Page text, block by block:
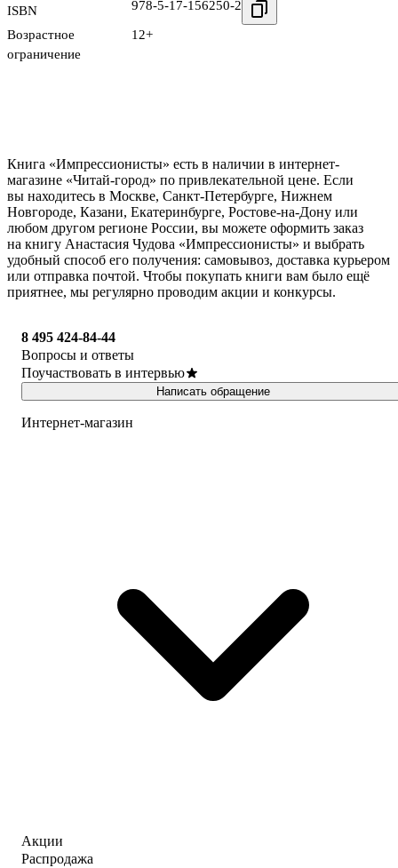
ISBN 978-5-17-156250-2
Возрастное
ограничение
12+
Книга «Импрессионисты» есть в наличии в интернет-
магазине «Читай-город» по привлекательной цене. Если
вы находитесь в Москве, Санкт-Петербурге, Нижнем
Новгороде, Казани, Екатеринбурге, Ростове-на-Дону или
любом другом регионе России, вы можете оформить заказ
на книгу Анастасия Чудова «Импрессионисты» и выбрать
удобный способ его получения: самовывоз, доставка курьером
или отправка почтой. Чтобы покупать книги вам было ещё
приятнее, мы регулярно проводим акции и конкурсы.
8 495 424-84-44
Вопросы и ответы
Поучаствовать в интервью
Написать обращение
Интернет-магазин
Акции
Распродажа